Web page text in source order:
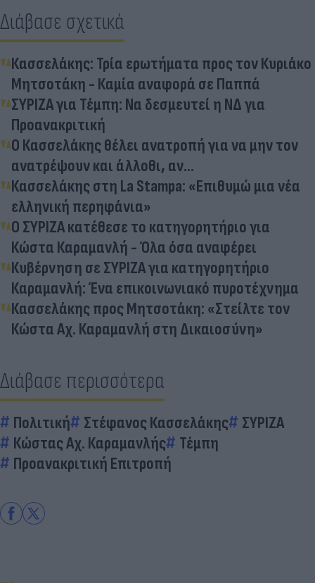
Διάβασε σχετικά
Κασσελάκης: Τρία ερωτήματα προς τον Κυριάκο
Μητσοτάκη - Καμία αναφορά σε Παππά
ΣΥΡΙΖΑ για Τέμπη: Να δεσμευτεί η ΝΔ για
Προανακριτική
Ο Κασσελάκης θέλει ανατροπή για να μην τον
ανατρέψουν και άλλοθι, αν…
Κασσελάκης στη La Stampa: «Επιθυμώ μια νέα
ελληνική περηφάνια»
Ο ΣΥΡΙΖΑ κατέθεσε το κατηγορητήριο για
Κώστα Καραμανλή - Όλα όσα αναφέρει
Κυβέρνηση σε ΣΥΡΙΖΑ για κατηγορητήριο
Καραμανλή: Ένα επικοινωνιακό πυροτέχνημα
Κασσελάκης προς Μητσοτάκη: «Στείλτε τον
Κώστα Αχ. Καραμανλή στη Δικαιοσύνη»
Διάβασε περισσότερα
Πολιτική Στέφανος Κασσελάκης
ΣΥΡΙΖΑ
Κώστας Αχ. Καραμανλής
Τέμπη
Προανακριτική Επιτροπή